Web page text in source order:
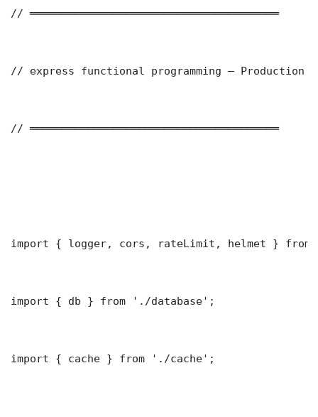
// ═══════════════════════════════════════
// express functional programming — Production
// ═══════════════════════════════════════
import { logger, cors, rateLimit, helmet } from
import { db } from './database';
import { cache } from './cache';